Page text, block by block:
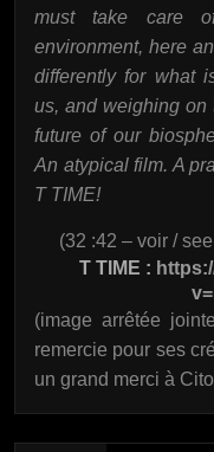
must take care
environment, here
differently for what
us, and weighing on
future of our
An atypical film. A
T TIME!
(32 :42 – voir /
T TIME :
(image arrêtée
remercie pour ses
un grand merci à